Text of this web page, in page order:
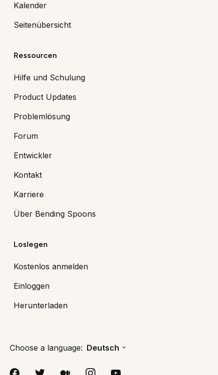
Kalender
Seitenübersicht
Ressourcen
Hilfe und Schulung
Product Updates
Problemlösung
Forum
Entwickler
Kontakt
Karriere
Über Bending Spoons
Loslegen
Kostenlos anmelden
Einloggen
Herunterladen
Choose a language: Deutsch